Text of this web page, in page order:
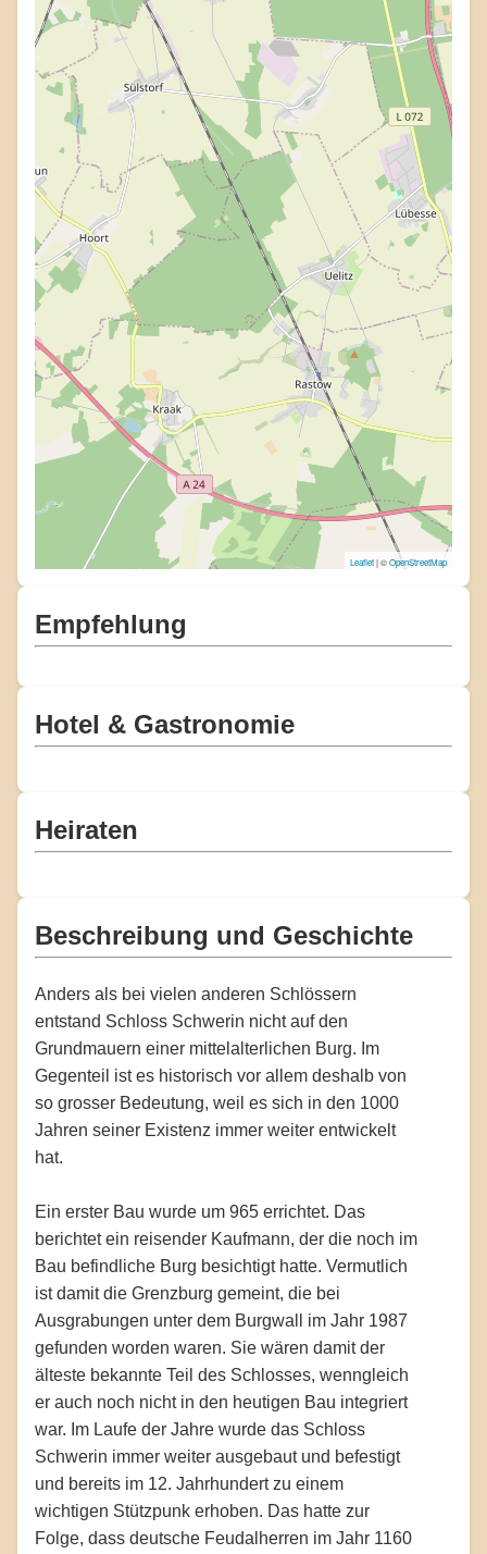
Leaflet| ©OpenStreetMap
Empfehlung
Hotel & Gastronomie
Heiraten
Beschreibung und Geschichte
Anders als bei vielen anderen Schlössern
entstand Schloss Schwerin nicht auf den
Grundmauern einer mittelalterlichen Burg. Im
Gegenteil ist es historisch vor allem deshalb von
so grosser Bedeutung, weil es sich in den 1000
Jahren seiner Existenz immer weiter entwickelt
hat.
Ein erster Bau wurde um 965 errichtet. Das
berichtet ein reisender Kaufmann, der die noch im
Bau befindliche Burg besichtigt hatte. Vermutlich
ist damit die Grenzburg gemeint, die bei
Ausgrabungen unter dem Burgwall im Jahr 1987
gefunden worden waren. Sie wären damit der
älteste bekannte Teil des Schlosses, wenngleich
er auch noch nicht in den heutigen Bau integriert
war. Im Laufe der Jahre wurde das Schloss
Schwerin immer weiter ausgebaut und befestigt
und bereits im 12. Jahrhundert zu einem
wichtigen Stützpunk erhoben. Das hatte zur
Folge, dass deutsche Feudalherren im Jahr 1160